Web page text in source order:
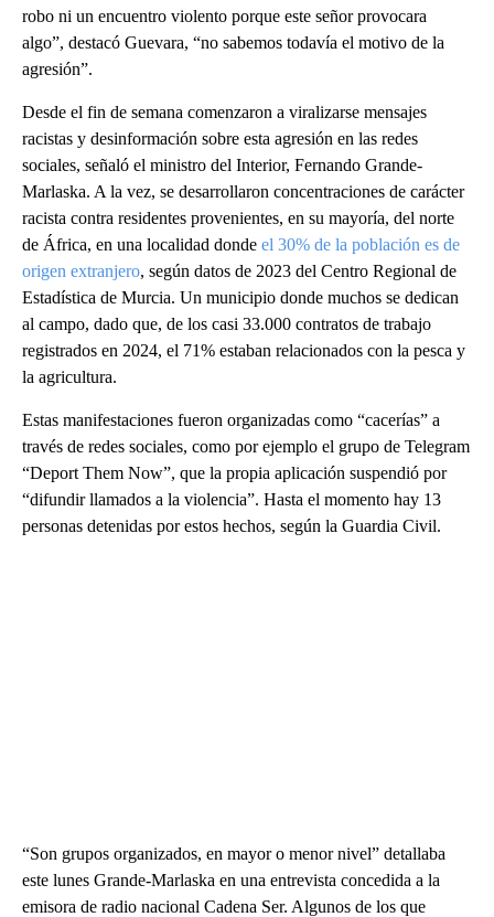
robo ni un encuentro violento porque este señor provocara
algo”, destacó Guevara, “no sabemos todavía el motivo de la
agresión”.
Desde el fin de semana comenzaron a viralizarse mensajes
racistas y desinformación sobre esta agresión en las redes
sociales, señaló el ministro del Interior, Fernando Grande-
Marlaska. A la vez, se desarrollaron concentraciones de carácter
racista contra residentes provenientes, en su mayoría, del norte
de África, en una localidad donde el 30% de la población es de
origen extranjero, según datos de 2023 del Centro Regional de
Estadística de Murcia. Un municipio donde muchos se dedican
al campo, dado que, de los casi 33.000 contratos de trabajo
registrados en 2024, el 71% estaban relacionados con la pesca y
la agricultura.
Estas manifestaciones fueron organizadas como “cacerías” a
través de redes sociales, como por ejemplo el grupo de Telegram
“Deport Them Now”, que la propia aplicación suspendió por
“difundir llamados a la violencia”. Hasta el momento hay 13
personas detenidas por estos hechos, según la Guardia Civil.
“Son grupos organizados, en mayor o menor nivel” detallaba
este lunes Grande-Marlaska en una entrevista concedida a la
emisora de radio nacional Cadena Ser. Algunos de los que